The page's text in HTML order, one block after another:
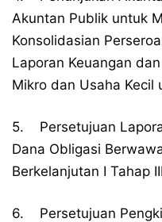
Akuntan Publik untuk
Konsolidasian
Laporan Keuangan
Mikro dan Usaha Kecil
5. Persetujuan
Dana Obligasi
Berkelanjutan I Tahap
6. Persetujuan